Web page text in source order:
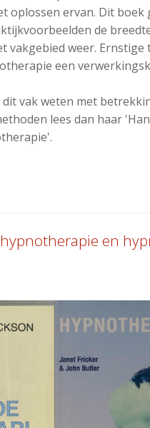
oplossen ervan. Dit boek
de
vakgebied weer. Ernstige
een
dit vak weten met
lees dan haar
en